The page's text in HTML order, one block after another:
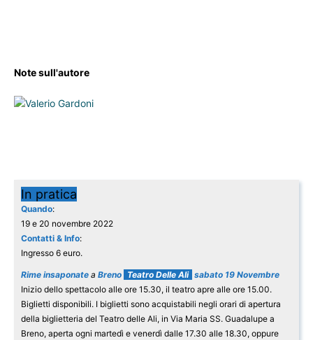
Note sull'autore
In pratica
Quando:
19 e 20 novembre 2022
Contatti & Info:
Ingresso 6 euro.
Rime insaponate a Breno Teatro Delle Ali sabato 19 Novembre
Inizio dello spettacolo alle ore 15.30, il teatro apre alle ore 15.00.
Biglietti disponibili. I biglietti sono acquistabili negli orari di apertura
della biglietteria del Teatro delle Ali, in Via Maria SS. Guadalupe a
Breno, aperta ogni martedì e venerdì dalle 17.30 alle 18.30, oppure